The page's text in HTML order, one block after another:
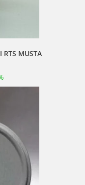
RTS MUSTA